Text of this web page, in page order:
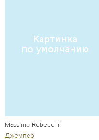
Massimo Rebecchi
Джемпер